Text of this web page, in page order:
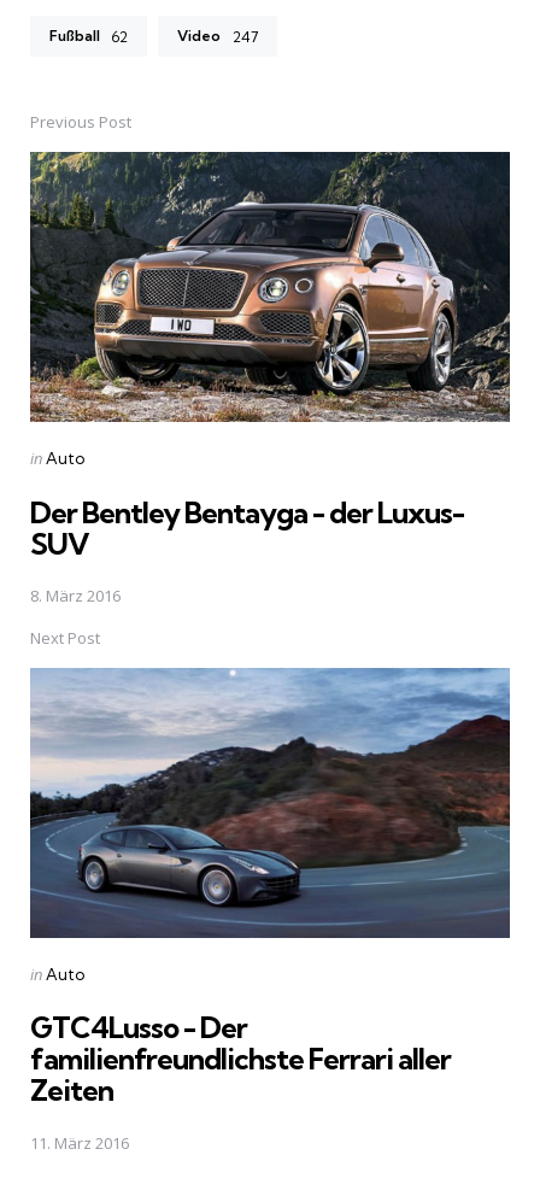
Fußball 62 Video 247
Post
navigation
Previous Post
Posted
inAuto
Der Bentley Bentayga - der Luxus-
SUV
8. März 2016
Next Post
Posted
inAuto
GTC4Lusso - Der
familienfreundlichste Ferrari aller
Zeiten
11. März 2016